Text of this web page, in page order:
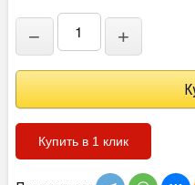
− +
Купить в 1 клик